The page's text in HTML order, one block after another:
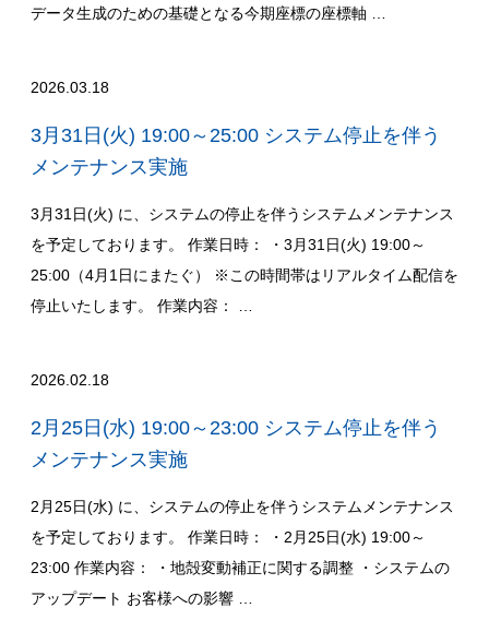
データ生成のための基礎となる今期座標の座標軸 …
2026.03.18
3月31日(火) 19:00～25:00 システム停止を伴う
メンテナンス実施
3月31日(火) に、システムの停止を伴うシステムメンテナンス
を予定しております。 作業日時： ・3月31日(火) 19:00～
25:00（4月1日にまたぐ） ※この時間帯はリアルタイム配信を
停止いたします。 作業内容： …
2026.02.18
2月25日(水) 19:00～23:00 システム停止を伴う
メンテナンス実施
2月25日(水) に、システムの停止を伴うシステムメンテナンス
を予定しております。 作業日時： ・2月25日(水) 19:00～
23:00 作業内容： ・地殻変動補正に関する調整 ・システムの
アップデート お客様への影響 …